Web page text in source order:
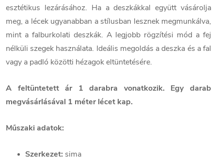
esztétikus lezárásához. Ha a deszkákkal együtt vásárolja
meg, a lécek ugyanabban a stílusban lesznek megmunkálva,
mint a falburkolati deszkák. A legjobb rögzítési mód a fej
nélküli szegek használata. Ideális megoldás a deszka és a fal
vagy a padló közötti hézagok eltüntetésére.
A feltüntetett ár 1 darabra vonatkozik. Egy darab
megvásárlásával 1 méter lécet kap.
Műszaki adatok:
Szerkezet: sima